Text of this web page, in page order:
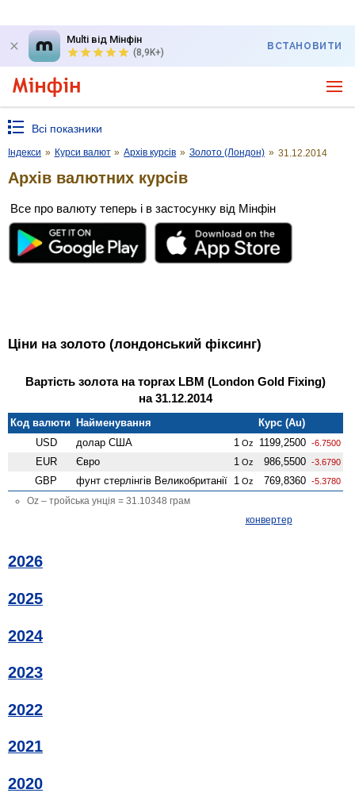
Multi від Мінфін
(8,9K+)
ВСТАНОВИТИ
Всі показники
Індекси » Курси валют » Архів курсів » Золото (Лондон) » 31.12.2014
Архів валютних курсів
Все про валюту теперь і в застосунку від Мінфін
Ціни на золото (лондонський фіксинг)
Вартість золота на торгах LBM (London Gold Fixing)
на 31.12.2014
Код валюти Найменування
Курс (Au)
USD
долар США 1 Oz 1199,2500 -6.7500
EUR Євро 1 Oz 986,5500 -3.6790
GBP фунт стерлінгів Велико­британії 1 Oz 769,8360 -5.3780
Oz – тройська унція = 31.10348 грам
конвертер
2026
2025
2024
2023
2022
2021
2020